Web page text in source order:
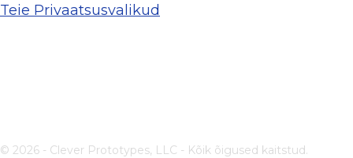
Teie Privaatsusvalikud
© 2026 - Clever Prototypes, LLC - Kõik õigused kaitstud.